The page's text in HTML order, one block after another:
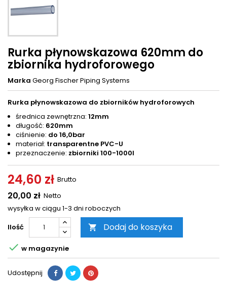
Rurka płynowskazowa 620mm do
zbiornika hydroforowego
Marka Georg Fischer Piping Systems
Rurka płynowskazowa do zbiorników hydroforowych
średnica zewnętrzna: 12mm
długość: 620mm
ciśnienie: do 16,0bar
materiał: transparentne PVC-U
przeznaczenie: zbiorniki 100-1000l
24,60 zł Brutto
20,00 zł Netto
wysyłka w ciągu 1-3 dni roboczych
Ilość
 Dodaj do koszyka
 w magazynie
Udostępnij